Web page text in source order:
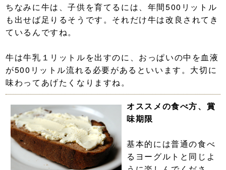
ちなみに牛は、子供を育てるには、年間500リットル
も出せば足りるそうです。それだけ牛は改良されてき
ているんですね。
牛は牛乳１リットルを出すのに、おっぱいの中を血液
が500リットル流れる必要があるといいます。大切に
味わってあげたくなりますね。
オススメの食べ方、賞
味期限
基本的には普通の食べ
るヨーグルトと同じよ